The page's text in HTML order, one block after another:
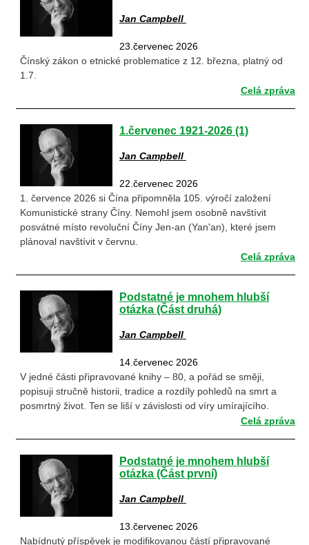
Jan Campbell
23.červenec 2026
Čínský zákon o etnické problematice z 12. března, platný od
1.7.
Celá zpráva
1.červenec 1921-2026 (1)
Jan Campbell
22.červenec 2026
1. července 2026 si Čína připomněla 105. výročí založení
Komunistické strany Číny. Nemohl jsem osobně navštívit
posvátné místo revoluční Číny Jen-an (Yan'an), které jsem
plánoval navštívit v červnu.
Celá zpráva
Podstatné je mnohem hlubší
otázka (Část druhá)
Jan Campbell
14.červenec 2026
V jedné části připravované knihy – 80, a pořád se směji,
popisuji stručně historii, tradice a rozdíly pohledů na smrt a
posmrtný život. Ten se liší v závislosti od víry umírajícího.
Celá zpráva
Podstatné je mnohem hlubší
otázka (Část první)
Jan Campbell
13.červenec 2026
Nabídnutý příspěvek je modifikovanou částí připravované